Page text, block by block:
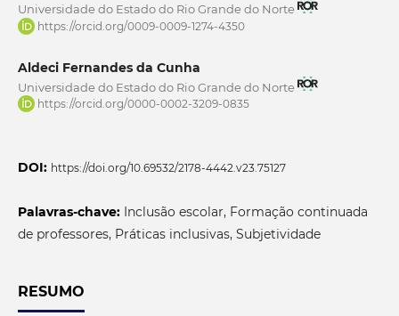
Universidade do Estado do Rio Grande do Norte
https://orcid.org/0009-0009-1274-4350
Aldeci Fernandes da Cunha
Universidade do Estado do Rio Grande do Norte
https://orcid.org/0000-0002-3209-0835
DOI: https://doi.org/10.69532/2178-4442.v23.75127
Palavras-chave: Inclusão escolar, Formação continuada
de professores, Práticas inclusivas, Subjetividade
RESUMO